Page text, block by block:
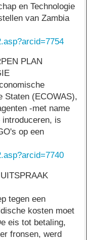
en Technologie
van Zambia
PLAN
Staten (ECOWAS),
-met name
is
op een
tegen een
kosten moet
eis tot betaling,
fronsen, werd